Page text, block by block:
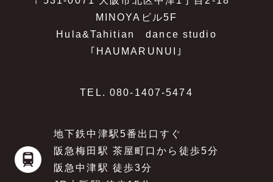
MINOYAビル5F
Hula&Tahitian dance studio
｢HAUMARUNUI｣
TEL. 080-1407-5474
地下鉄中津駅5番出口すぐ
阪急梅田駅 茶屋町口から徒歩5分
阪急中津駅 徒歩3分